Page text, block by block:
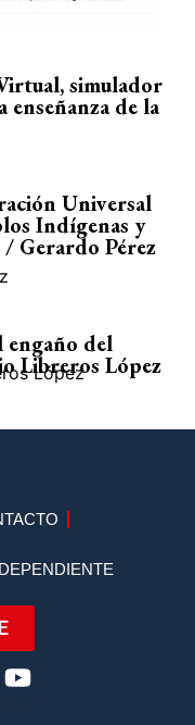
simulador
enseñanza de la
Universal
Indígenas y
Gerardo Pérez
engaño del
Libreros López
López